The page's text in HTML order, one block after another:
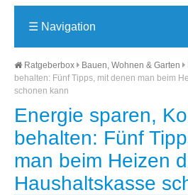
☰ Navigation
Ratgeberbox Bauen, Wohnen & Garten
behalten: Fünf Tipps, mit denen man beim
schonen kann
Energie sparen,
behalten: Fünf
man beim Heizen
Haushaltskasse